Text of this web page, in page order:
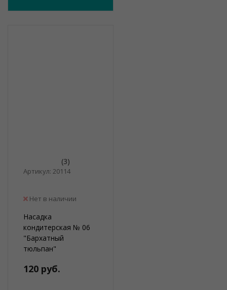
(3)
Артикул: 20114
Нет в наличии
Насадка
кондитерская № 06
"Бархатный
тюльпан"
120 руб.